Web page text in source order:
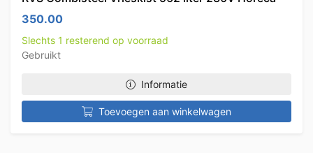
350.00
Slechts 1 resterend op voorraad
Gebruikt
Informatie
Toevoegen aan winkelwagen